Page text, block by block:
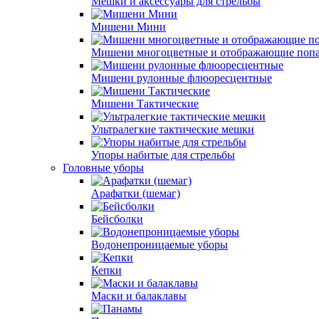
Мишени Мини
Мишени многоцветные и отображающие
Мишени рулонные флюоресцентные
Мишени Тактические
Ультралегкие тактические мешки
Упоры набитые для стрельбы
Головные уборы
Арафатки (шемаг)
Бейсболки
Водонепроницаемые уборы
Кепки
Маски и балаклавы